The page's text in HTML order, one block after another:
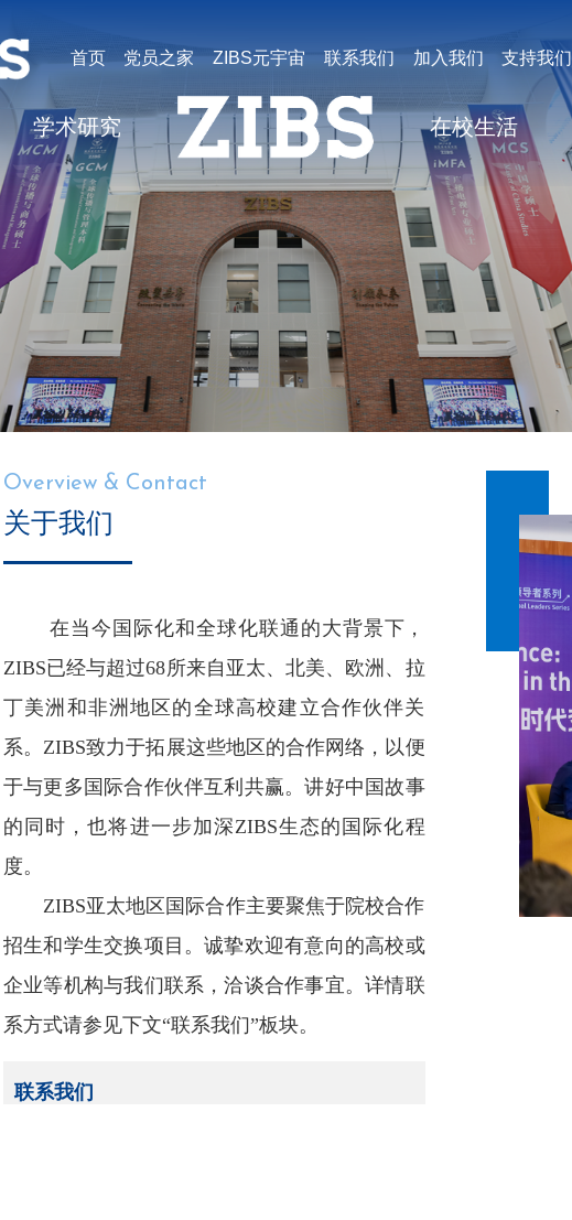
首页 党员之家 ZIBS元宇宙 联系我们 加入我们 支持我们
学术研究 在校生活
Overview & Contact
关于我们
在当今国际化和全球化联通的大背景下，
ZIBS已经与超过68所来自亚太、北美、欧洲、拉
丁美洲和非洲地区的全球高校建立合作伙伴关
系。ZIBS致力于拓展这些地区的合作网络，以便
于与更多国际合作伙伴互利共赢。讲好中国故事
的同时，也将进一步加深ZIBS生态的国际化程
度。
ZIBS亚太地区国际合作主要聚焦于院校合作
招生和学生交换项目。诚挚欢迎有意向的高校或
企业等机构与我们联系，洽谈合作事宜。详情联
系方式请参见下文“联系我们”板块。
联系我们